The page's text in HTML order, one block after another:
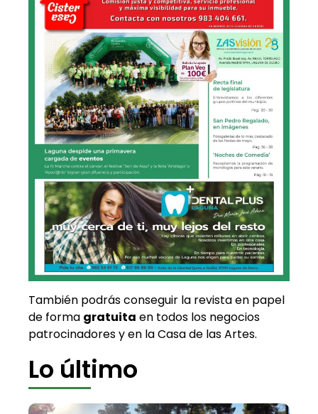
También podrás conseguir la revista en papel
de forma gratuita en todos los negocios
patrocinadores y en la Casa de las Artes.
Lo último